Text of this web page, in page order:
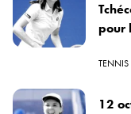
pour
12